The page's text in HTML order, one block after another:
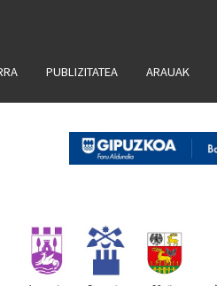
PUBLIZITATEA ARAUAK